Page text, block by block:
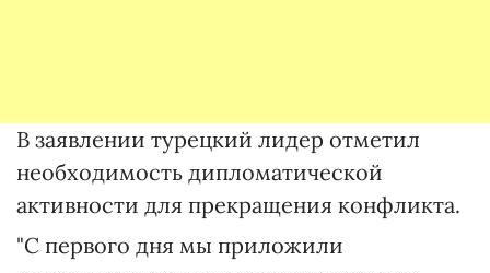
В заявлении турецкий лидер отметил
необходимость дипломатической
активности для прекращения конфликта.
"С первого дня мы приложили